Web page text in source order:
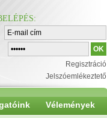
:
Regisztráció
Jelszóemlékeztető
Vélemények